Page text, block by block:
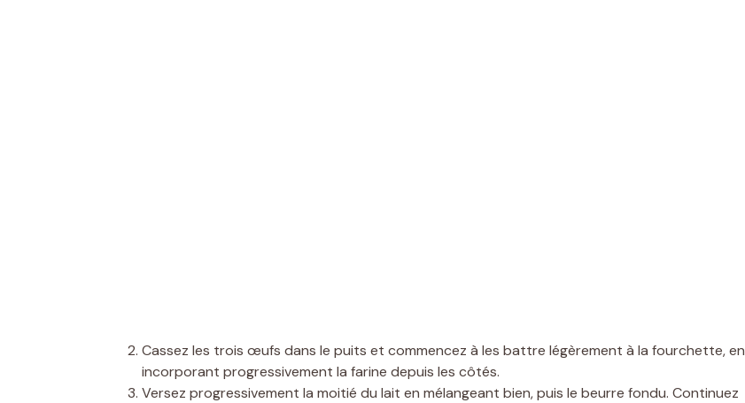
Cassez les trois œufs dans le puits et commencez à les battre légèrement à la fourchette, en
incorporant progressivement la farine depuis les côtés.
Versez progressivement la moitié du lait en mélangeant bien, puis le beurre fondu. Continuez